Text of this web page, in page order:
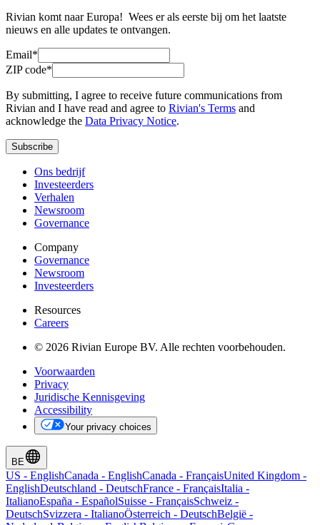
Rivian komt naar Europa! Wees er als eerste bij om het laatste
nieuws en alle updates te ontvangen.
Email*
ZIP code*
By submitting, I agree to receive future communications from
Rivian and I have read and agree to Rivian's Terms and
acknowledge the Data Privacy Notice.
Subscribe
Ons bedrijf
Investeerders
Verhalen
Newsroom
Governance
Company
Governance
Newsroom
Investeerders
Resources
Careers
© 2026 Rivian Europe BV. Alle rechten voorbehouden.
Voorwaarden
Privacy
Juridische Kennisgeving
Accessibility
Your privacy choices
BE
US - EnglishCanada - EnglishCanada - FrançaisUnited Kingdom -
EnglishDeutschland - DeutschFrance - FrançaisItalia -
ItalianoEspaña - EspañolSuisse - FrançaisSchweiz -
DeutschSvizzera - ItalianoÖsterreich - DeutschBelgië -